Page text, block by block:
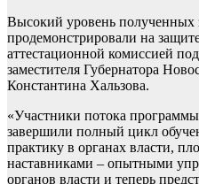
Высокий уровень полученных
продемонстрировали на
аттестационной комиссией
заместителя Губернатора
Константина Хальзова.
«Участники потока
завершили полный цикл
практику в органах власти,
наставниками – опытными
органов власти и теперь